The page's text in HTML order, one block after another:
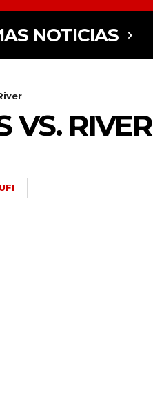
NOTICIAS
VS. RIVER